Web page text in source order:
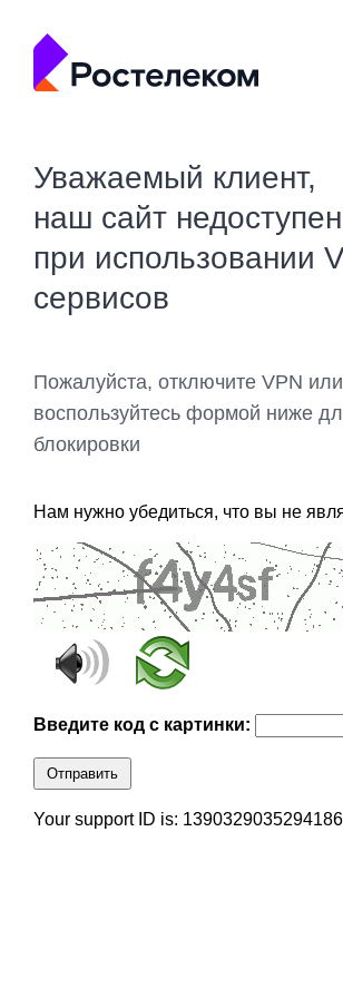
Уважаемый клиент,
наш сайт недоступен
при использовании
сервисов
Пожалуйста, отключите VPN или
воспользуйтесь формой ниже
блокировки
Нам нужно убедиться, что вы не
Введите код с картинки:
Отправить
Your support ID is: